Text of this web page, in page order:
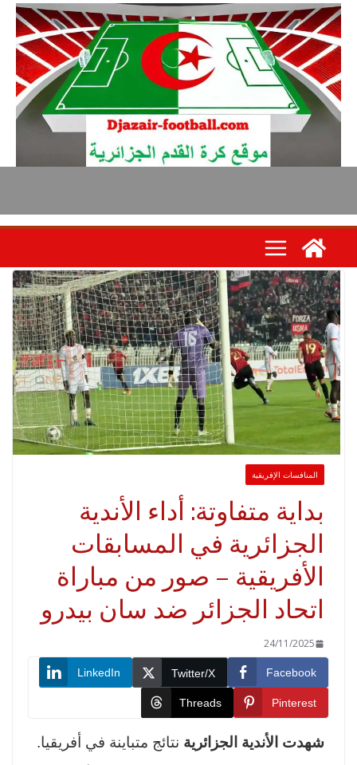
الإفريقية
متفاوتة: أداء الأندية
في المسابقات
– صور من مباراة
الجزائر ضد سان بيدرو
24/11/2025
Twitter/X
LinkedIn
Threads
الأندية الجزائريةنتائج متباينة في أفريقيا.